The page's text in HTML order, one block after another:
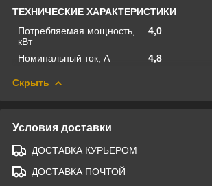
ТЕХНИЧЕСКИЕ ХАРАКТЕРИСТИКИ
Потребляемая мощность,
кВт
4,0
Номинальный ток, А 4,8
Скрыть
Условия доставки
ДОСТАВКА КУРЬЕРОМ
ДОСТАВКА ПОЧТОЙ